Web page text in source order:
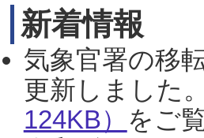
新着情報
気象官署の移
更新しました
124KB） をご